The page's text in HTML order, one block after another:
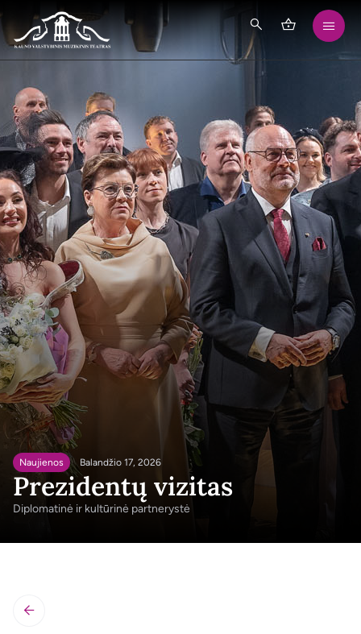
Naujienos Balandžio 17, 2026
Prezidentų vizitas
Diplomatinė ir kultūrinė partnerystė